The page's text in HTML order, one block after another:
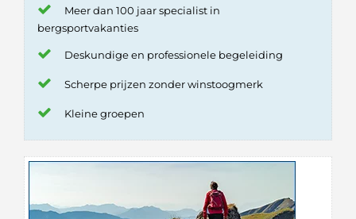
Meer dan 100 jaar specialist in
bergsportvakanties
Deskundige en professionele begeleiding
Scherpe prijzen zonder winstoogmerk
Kleine groepen